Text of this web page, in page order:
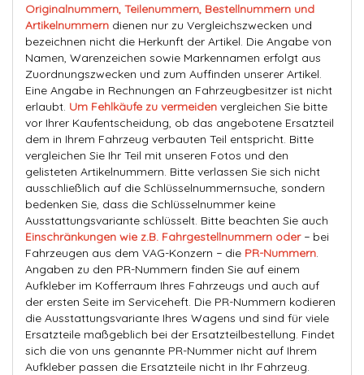
Originalnummern, Teilenummern, Bestellnummern und
Artikelnummern dienen nur zu Vergleichszwecken und
bezeichnen nicht die Herkunft der Artikel. Die Angabe von
Namen, Warenzeichen sowie Markennamen erfolgt aus
Zuordnungszwecken und zum Auffinden unserer Artikel.
Eine Angabe in Rechnungen an Fahrzeugbesitzer ist nicht
erlaubt. Um Fehlkäufe zu vermeiden vergleichen Sie bitte
vor Ihrer Kaufentscheidung, ob das angebotene Ersatzteil
dem in Ihrem Fahrzeug verbauten Teil entspricht. Bitte
vergleichen Sie Ihr Teil mit unseren Fotos und den
gelisteten Artikelnummern. Bitte verlassen Sie sich nicht
ausschließlich auf die Schlüsselnummernsuche, sondern
bedenken Sie, dass die Schlüsselnummer keine
Ausstattungsvariante schlüsselt. Bitte beachten Sie auch
Einschränkungen wie z.B. Fahrgestellnummern oder− bei
Fahrzeugen aus dem VAG-Konzern − die PR-Nummern
Angaben zu den PR-Nummern finden Sie auf einem
Aufkleber im Kofferraum Ihres Fahrzeugs und auch auf
der ersten Seite im Serviceheft. Die PR-Nummern kodieren
die Ausstattungsvariante Ihres Wagens und sind für viele
Ersatzteile maßgeblich bei der Ersatzteilbestellung. Findet
sich die von uns genannte PR-Nummer nicht auf Ihrem
Aufkleber passen die Ersatzteile nicht in Ihr Fahrzeug.